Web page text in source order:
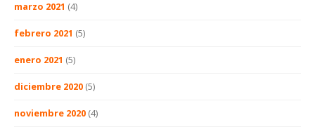
marzo 2021 (4)
febrero 2021 (5)
enero 2021 (5)
diciembre 2020 (5)
noviembre 2020 (4)